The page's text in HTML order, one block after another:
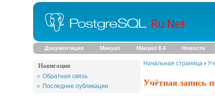
Документация Мануал Мануал 8.4 Новости
Навигация
Обратная связь
Последние публикации
Начальная страница›
Учётная запись